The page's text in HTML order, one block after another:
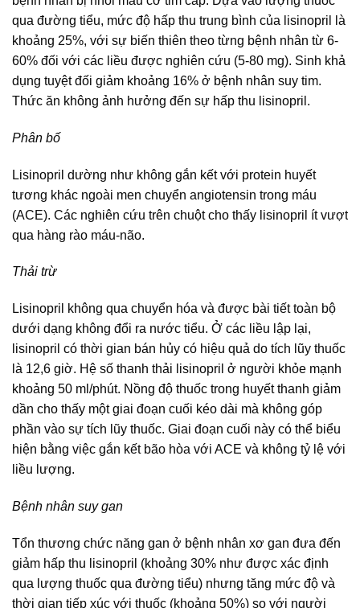
qua đường tiểu, mức độ hấp thu trung bình của lisinopril là
khoảng 25%, với sự biến thiên theo từng bệnh nhân từ 6-
60% đối với các liều được nghiên cứu (5-80 mg). Sinh khả
dụng tuyệt đối giảm khoảng 16% ở bệnh nhân suy tim.
Thức ăn không ảnh hưởng đến sự hấp thu lisinopril.
Phân bố
Lisinopril dường như không gắn kết với protein huyết
tương khác ngoài men chuyển angiotensin trong máu
(ACE). Các nghiên cứu trên chuột cho thấy lisinopril ít vượt
qua hàng rào máu-não.
Thải trừ
Lisinopril không qua chuyển hóa và được bài tiết toàn bộ
dưới dạng không đổi ra nước tiểu. Ở các liều lập lại,
lisinopril có thời gian bán hủy có hiệu quả do tích lũy thuốc
là 12,6 giờ. Hệ số thanh thải lisinopril ở người khỏe mạnh
khoảng 50 ml/phút. Nồng độ thuốc trong huyết thanh giảm
dần cho thấy một giai đoạn cuối kéo dài mà không góp
phần vào sự tích lũy thuốc. Giai đoạn cuối này có thể biểu
hiện bằng việc gắn kết bão hòa với ACE và không tỷ lệ với
liều lượng.
Bệnh nhân suy gan
Tổn thương chức năng gan ở bệnh nhân xơ gan đưa đến
giảm hấp thu lisinopril (khoảng 30% như được xác định
qua lượng thuốc qua đường tiểu) nhưng tăng mức độ và
thời gian tiếp xúc với thuốc (khoảng 50%) so với người